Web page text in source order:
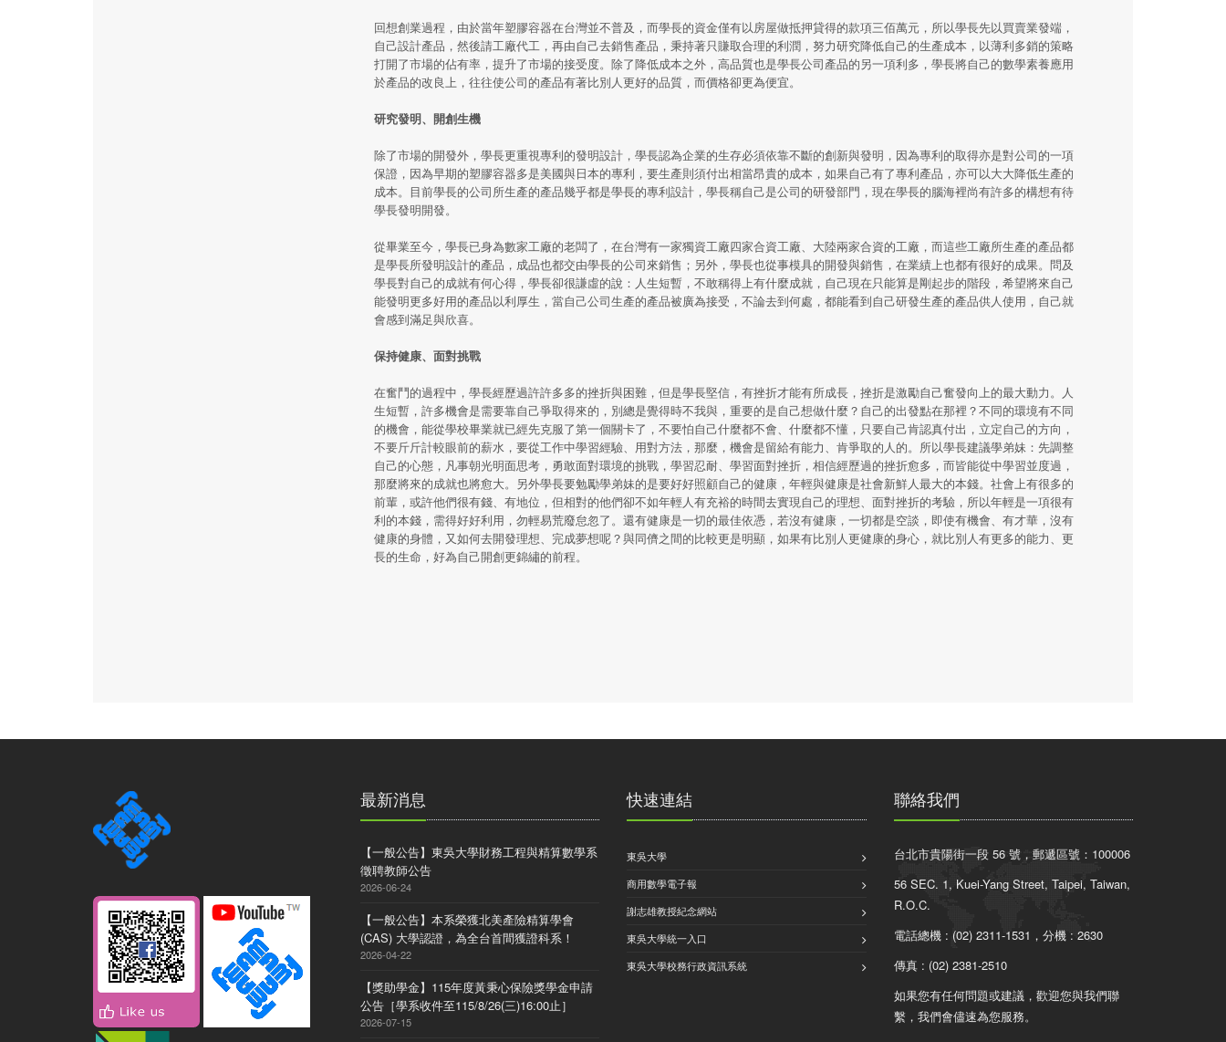
回想創業過程，由於當年塑膠容器在台灣並不普及，而學長的資金僅有以房屋做抵押貸得的款項三佰萬元，所以學長先以買賣業發端，
自己設計產品，然後請工廠代工，再由自己去銷售產品，秉持著只賺取合理的利潤，努力研究降低自己的生產成本，以薄利多銷的策略
打開了市場的佔有率，提升了市場的接受度。除了降低成本之外，高品質也是學長公司產品的另一項利多，學長將自己的數學素養應用
於產品的改良上，往往使公司的產品有著比別人更好的品質，而價格卻更為便宜。
研究發明、開創生機
除了市場的開發外，學長更重視專利的發明設計，學長認為企業的生存必須依靠不斷的創新與發明，因為專利的取得亦是對公司的一項
保證，因為早期的塑膠容器多是美國與日本的專利，要生產則須付出相當昂貴的成本，如果自己有了專利產品，亦可以大大降低生產的
成本。目前學長的公司所生產的產品幾乎都是學長的專利設計，學長稱自己是公司的研發部門，現在學長的腦海裡尚有許多的構想有待
學長發明開發。
從畢業至今，學長已身為數家工廠的老闆了，在台灣有一家獨資工廠四家合資工廠、大陸兩家合資的工廠，而這些工廠所生產的產品都
是學長所發明設計的產品，成品也都交由學長的公司來銷售；另外，學長也從事模具的開發與銷售，在業績上也都有很好的成果。問及
學長對自己的成就有何心得，學長卻很謙虛的說：人生短暫，不敢稱得上有什麼成就，自己現在只能算是剛起步的階段，希望將來自己
能發明更多好用的產品以利厚生，當自己公司生產的產品被廣為接受，不論去到何處，都能看到自己研發生產的產品供人使用，自己就
會感到滿足與欣喜。
保持健康、面對挑戰
在奮鬥的過程中，學長經歷過許許多多的挫折與困難，但是學長堅信，有挫折才能有所成長，挫折是激勵自己奮發向上的最大動力。人
生短暫，許多機會是需要靠自己爭取得來的，別總是覺得時不我與，重要的是自己想做什麼？自己的出發點在那裡？不同的環境有不同
的機會，能從學校畢業就已經先克服了第一個關卡了，不要怕自己什麼都不會、什麼都不懂，只要自己肯認真付出，立定自己的方向，
不要斤斤計較眼前的薪水，要從工作中學習經驗、用對方法，那麼，機會是留給有能力、肯爭取的人的。所以學長建議學弟妹：先調整
自己的心態，凡事朝光明面思考，勇敢面對環境的挑戰，學習忍耐、學習面對挫折，相信經歷過的挫折愈多，而皆能從中學習並度過，
那麼將來的成就也將愈大。另外學長要勉勵學弟妹的是要好好照顧自己的健康，年輕與健康是社會新鮮人最大的本錢。社會上有很多的
前輩，或許他們很有錢、有地位，但相對的他們卻不如年輕人有充裕的時間去實現自己的理想、面對挫折的考驗，所以年輕是一項很有
利的本錢，需得好好利用，勿輕易荒廢怠忽了。還有健康是一切的最佳依憑，若沒有健康，一切都是空談，即使有機會、有才華，沒有
健康的身體，又如何去開發理想、完成夢想呢？與同儕之間的比較更是明顯，如果有比別人更健康的身心，就比別人有更多的能力、更
長的生命，好為自己開創更錦繡的前程。
最新消息
【一般公告】東吳大學財務工程與精算數學系
徵聘教師公告
2026-06-24
【一般公告】本系榮獲北美產險精算學會
(CAS) 大學認證，為全台首間獲證科系！
2026-04-22
【獎助學金】115年度黃秉心保險獎學金申請
公告［學系收件至115/8/26(三)16:00止］
2026-07-15
快速連結
東吳大學
商用數學電子報
謝志雄教授紀念網站
東吳大學統一入口
東吳大學校務行政資訊系統
聯絡我們
台北市貴陽街一段 56 號，郵遞區號：100006
56 SEC. 1, Kuei-Yang Street, Taipei, Taiwan,
R.O.C.
電話總機 : (02) 2311-1531，分機 : 2630
傳真 : (02) 2381-2510
如果您有任何問題或建議，歡迎您與我們聯
繫，我們會儘速為您服務。